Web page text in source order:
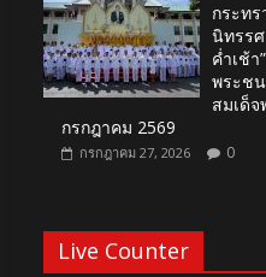
กระท
นิทรรศ
ค่ำเช้า
พระช
สมเด็จ
กรกฎาคม 2569
กรกฎาคม 27, 2026 0
Live Counter